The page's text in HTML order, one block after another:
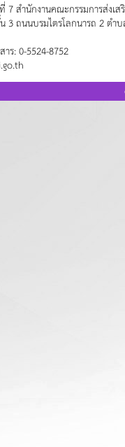
7 สำนักงานคณะกรรมการส่งเส
3 ถนนบรมไตรโลกนารถ 2 ตำ
ร: 0-5524-8752